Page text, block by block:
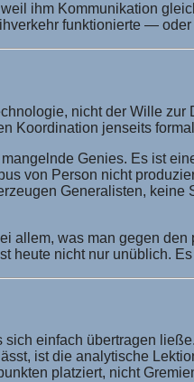
ihm Kommunikation
funktionierte — oder
nicht der Wille
Koordination jenseits
Genies. Es ist
von Person nicht
Generalisten,
allem, was man gegen
heute nicht nur unüblich.
sich einfach übertragen
ist die analytische
platziert, nicht